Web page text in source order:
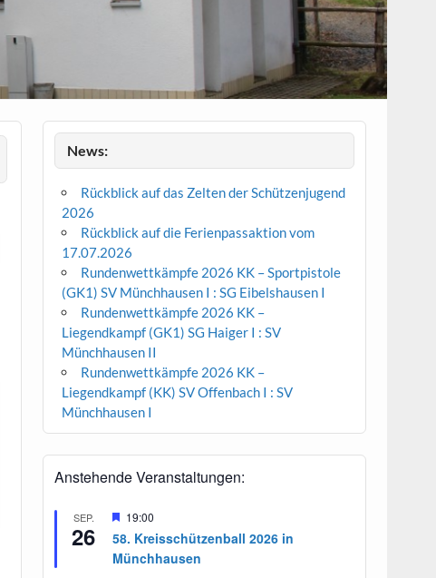
News:
Rückblick auf das Zelten der Schützenjugend
2026
Rückblick auf die Ferienpassaktion vom
17.07.2026
Rundenwettkämpfe 2026 KK – Sportpistole
(GK1) SV Münchhausen I : SG Eibelshausen I
Rundenwettkämpfe 2026 KK –
Liegendkampf (GK1) SG Haiger I : SV
Münchhausen II
Rundenwettkämpfe 2026 KK –
Liegendkampf (KK) SV Offenbach I : SV
Münchhausen I
Anstehende Veranstaltungen:
SEP.
26
H
r
v
19:00
58. Kreisschützenball 2026 in
Münchhausen